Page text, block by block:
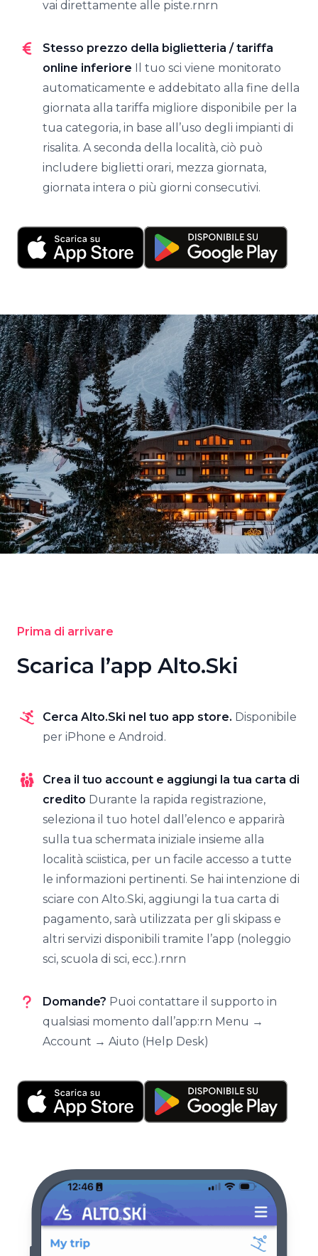
vai direttamente alle piste.rnrn
Stesso prezzo della biglietteria / tariffa
online inferiore
Il tuo sci viene monitorato
automaticamente e addebitato alla fine della
giornata alla tariffa migliore disponibile per la
tua categoria, in base all’uso degli impianti di
risalita. A seconda della località, ciò può
includere biglietti orari, mezza giornata,
giornata intera o più giorni consecutivi.
Prima di arrivare
Scarica l’app Alto.Ski
Cerca Alto.Ski nel tuo app store. Disponibile
per iPhone e Android.
Crea il tuo account e aggiungi la tua carta di
credito Durante la rapida registrazione,
seleziona il tuo hotel dall’elenco e apparirà
sulla tua schermata iniziale insieme alla
località sciistica, per un facile accesso a tutte
le informazioni pertinenti. Se hai intenzione di
sciare con Alto.Ski, aggiungi la tua carta di
pagamento, sarà utilizzata per gli skipass e
altri servizi disponibili tramite l’app (noleggio
sci, scuola di sci, ecc.).rnrn
Domande? Puoi contattare il supporto in
qualsiasi momento dall’app:rn Menu →
Account → Aiuto (Help Desk)